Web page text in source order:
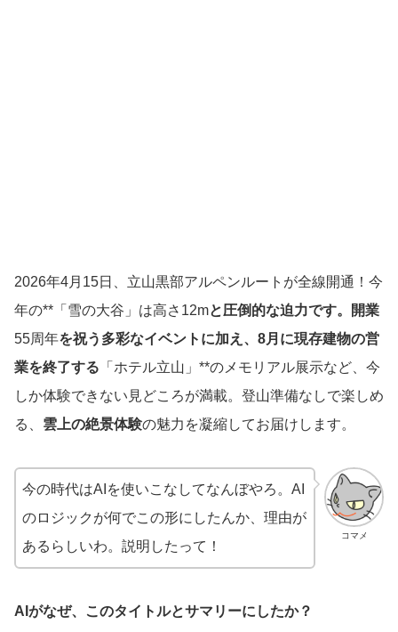
2026年4月15日、立山黒部アルペンルートが全線開通！今
年の**「雪の大谷」は高さ12mと圧倒的な迫力です。開業
55周年を祝う多彩なイベントに加え、8月に現存建物の営
業を終了する 「ホテル立山」**のメモリアル展示など、今
しか体験できない見どころが満載。登山準備なしで楽しめ
る、 雲上の絶景体験の魅力を凝縮してお届けします。
コマメ
今の時代はAIを使いこなしてなんぼやろ。AI
のロジックが何でこの形にしたんか、理由が
あるらしいわ。説明したって！
AIがなぜ、このタイトルとサマリーにしたか？